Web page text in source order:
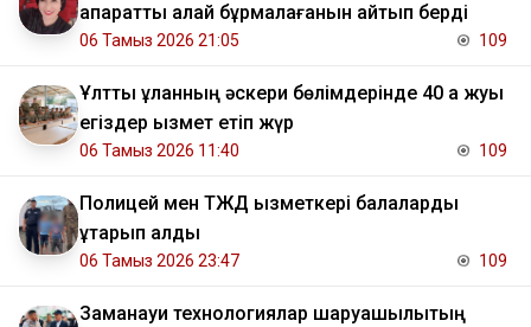
ақпаратты қалай бұрмалағанын айтып берді
06 Тамыз 2026 21:05 109
Ұлттық ұланның әскери бөлімдерінде 40 қа жуық
егіздер қызмет етіп жүр
06 Тамыз 2026 11:40 109
Полицей мен ТЖД қызметкері балаларды
құтқарып қалды
06 Тамыз 2026 23:47 109
Заманауи технологиялар шаруашылықтың